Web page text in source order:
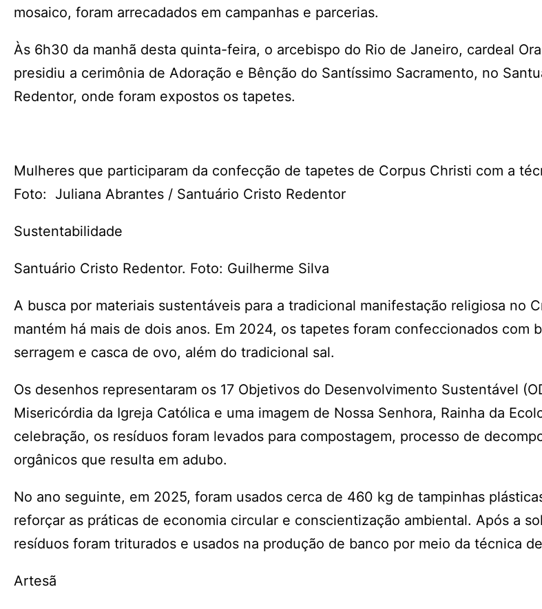
mosaico, foram arrecadados em campanhas e parcerias.
Às 6h30 da manhã desta quinta-feira, o arcebispo do Rio de Janeiro, cardeal
presidiu a cerimônia de Adoração e Bênção do Santíssimo Sacramento, no
Redentor, onde foram expostos os tapetes.
Mulheres que participaram da confecção de tapetes de Corpus Christi com a
Foto: Juliana Abrantes / Santuário Cristo Redentor
Sustentabilidade
Santuário Cristo Redentor. Foto: Guilherme Silva
A busca por materiais sustentáveis para a tradicional manifestação religiosa no
mantém há mais de dois anos. Em 2024, os tapetes foram confeccionados com
serragem e casca de ovo, além do tradicional sal.
Os desenhos representaram os 17 Objetivos do Desenvolvimento Sustentável
Misericórdia da Igreja Católica e uma imagem de Nossa Senhora, Rainha da
celebração, os resíduos foram levados para compostagem, processo de
orgânicos que resulta em adubo.
No ano seguinte, em 2025, foram usados cerca de 460 kg de tampinhas
reforçar as práticas de economia circular e conscientização ambiental. Após a
resíduos foram triturados e usados na produção de banco por meio da técnica
Artesã